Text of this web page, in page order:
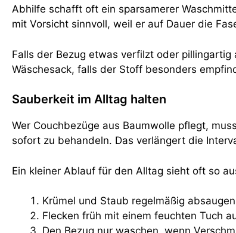
Abhilfe schafft oft ein sparsamerer
mit Vorsicht sinnvoll, weil er auf Dauer die
Falls der Bezug etwas verfilzt oder
Wäschesack, falls der Stoff besonders
Sauberkeit im Alltag halten
Wer Couchbezüge aus Baumwolle pflegt,
sofort zu behandeln. Das verlängert die
Ein kleiner Ablauf für den Alltag sieht oft so
Krümel und Staub regelmäßig
Flecken früh mit einem feuchten Tuch